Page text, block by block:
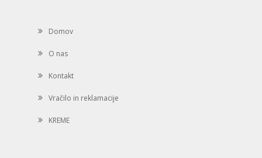
Domov
O nas
Kontakt
Vračilo in reklamacije
KREME